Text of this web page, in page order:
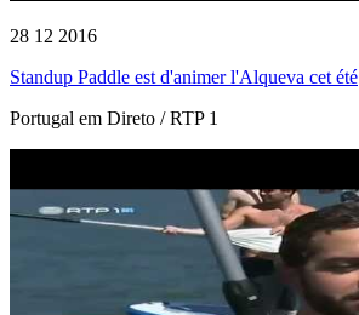
28 12 2016
Standup Paddle est d'animer l'Alqueva cet été
Portugal em Direto / RTP 1